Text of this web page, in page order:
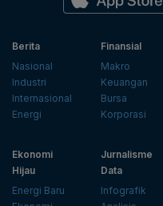
Berita
Nasional
Industri
Internasional
Energi
Finansial
Makro
Keuangan
Bursa
Korporasi
Ekonomi
Hijau
Energi Baru
Jurnalisme
Data
Infografik